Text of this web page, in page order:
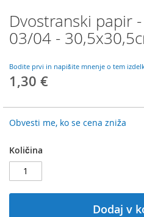
Dvostranski papir
03/04 -
Bodite prvi in napišite mnenje o tem
1,30 €
Obvesti me, ko se cena zniža
Količina
Dodaj v
Preskoči
na
začetek
slik